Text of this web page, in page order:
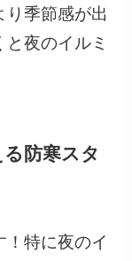
季節感が出
夜のイルミ
防寒スタ
特に夜のイ